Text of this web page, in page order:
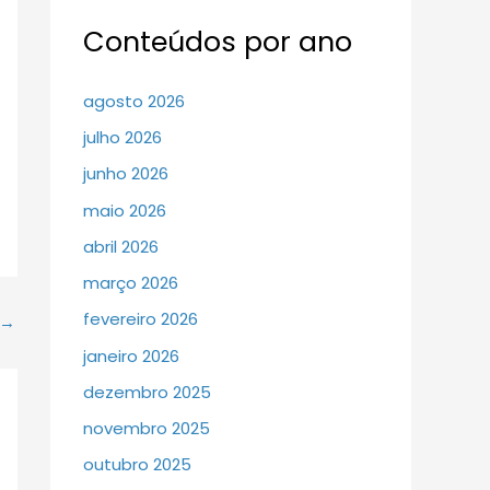
→
Conteúdos por ano
agosto 2026
julho 2026
junho 2026
maio 2026
abril 2026
março 2026
fevereiro 2026
janeiro 2026
dezembro 2025
novembro 2025
outubro 2025